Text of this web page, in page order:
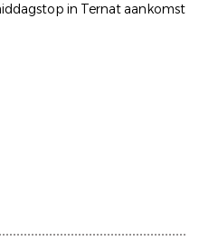
in Ternat aankomst